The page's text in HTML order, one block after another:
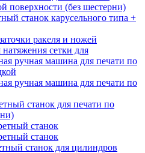
поверхности (без шестерни)
станок карусельного типа +
ракеля и ножей
сетки для
ручная машина для печати по
ручная машина для печати по
станок для печати по
станок
станок
станок для цилиндров